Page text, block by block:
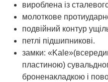
вироблена із
молоткове
подвійний контур
петлі підшипникові.
замки:
пластиною)
броненакладкою і